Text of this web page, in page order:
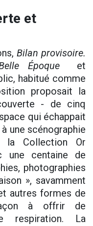
et
Bilan provisoire.
Époqueet
habitué comme
proposait la
- de cinq
qui échappait
une scénographie
Collection Or
une centaine de
photographies
», savamment
autres formes de
à offrir de
respiration. La